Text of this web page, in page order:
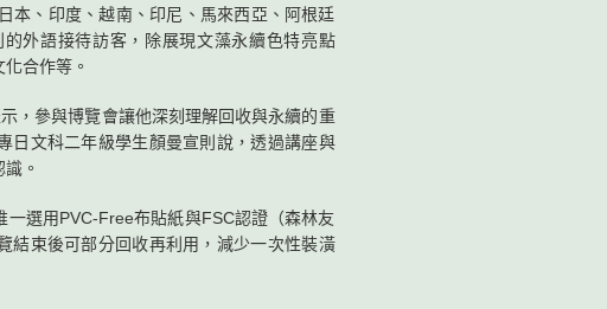
、印度、越南、印尼、馬來西亞、阿根廷
外語接待訪客，除展現文藻永續色特亮點
合作等。
參與博覽會讓他深刻理解回收與永續的重
日文科二年級學生顏曼宣則說，透過講座與
。
選用PVC-Free布貼紙與FSC認證（森林友
結束後可部分回收再利用，減少一次性裝潢